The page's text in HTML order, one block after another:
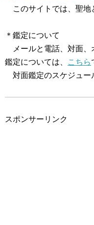
このサイトでは、聖地
＊鑑定について
メールと電話、対面、
鑑定については、
こちら
対面鑑定のスケジュー
スポンサーリンク